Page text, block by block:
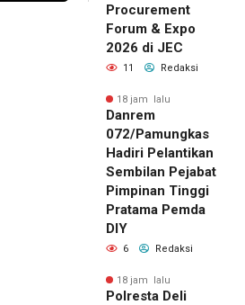
Procurement
Forum & Expo
2026 di JEC
11 Redaksi
18 jam lalu
Danrem
072/Pamungkas
Hadiri Pelantikan
Sembilan Pejabat
Pimpinan Tinggi
Pratama Pemda
DIY
6 Redaksi
18 jam lalu
Polresta Deli